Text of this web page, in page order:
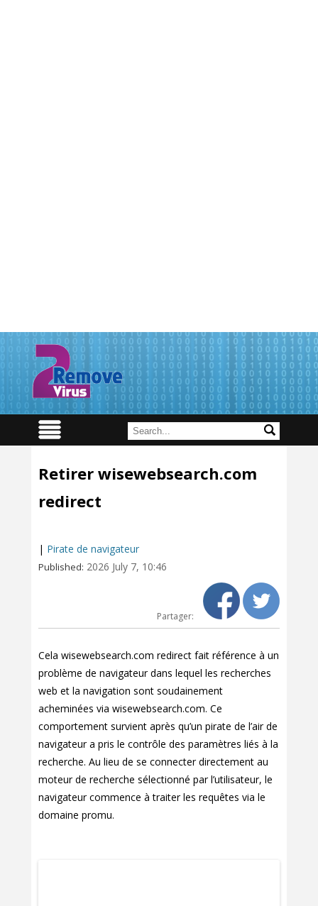
Retirer wisewebsearch.com
redirect
| Pirate de navigateur
Published: 2026 July 7, 10:46
Partager:
Cela wisewebsearch.com redirect fait référence à un
problème de navigateur dans lequel les recherches
web et la navigation sont soudainement
acheminées via wisewebsearch.com. Ce
comportement survient après qu’un pirate de l’air de
navigateur a pris le contrôle des paramètres liés à la
recherche. Au lieu de se connecter directement au
moteur de recherche sélectionné par l’utilisateur, le
navigateur commence à traiter les requêtes via le
domaine promu.